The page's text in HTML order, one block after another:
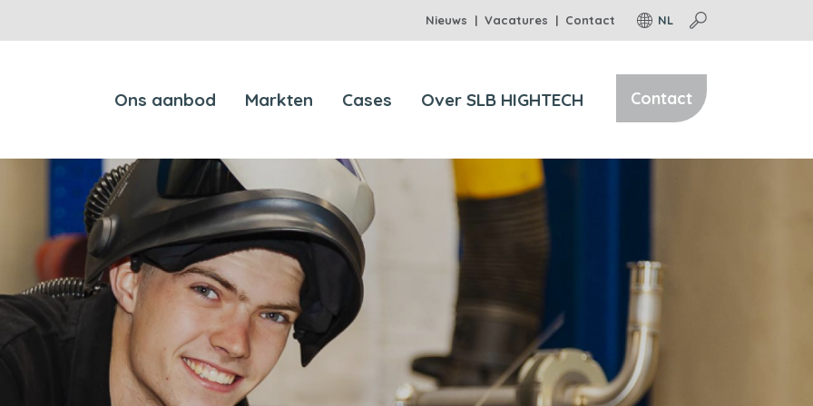
Top
Nieuws Vacatures Contact NL
Main
Ons aanbod Markten Cases Over SLB HIGHTECH Contact